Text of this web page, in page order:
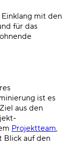
mit den
für das
ist es
aus den
Projektteam,
Blick auf den